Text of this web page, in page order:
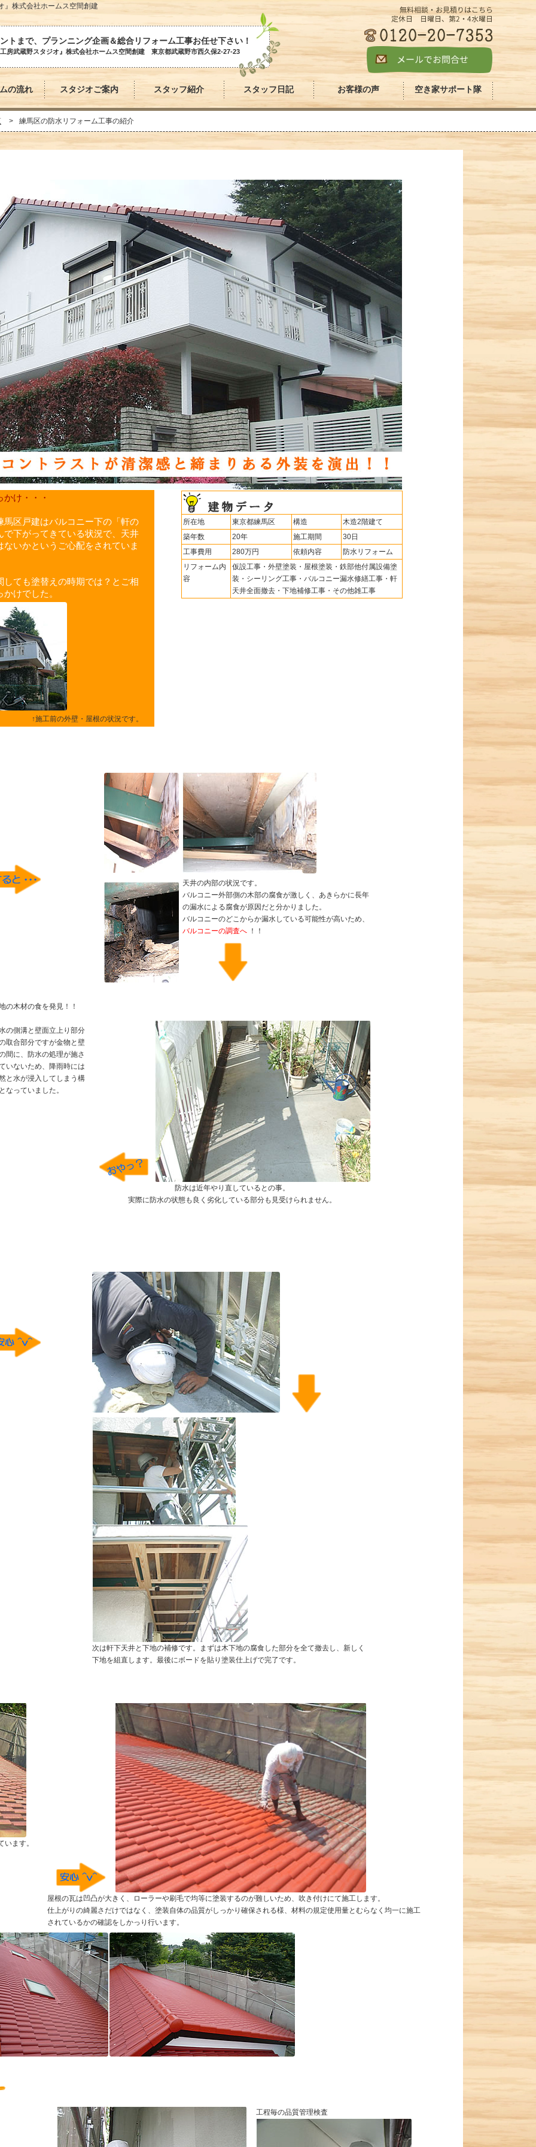
』株式会社ホームス空間創建
トまで、プランニング企画＆総合リフォーム工事お任せ下さい！
房武蔵野スタジオ』株式会社ホームス空間創建 東京都武蔵野市西久保2-27-23
の流れ スタジオご案内 スタッフ紹介 スタッフ日記 お客様の声 空き家サポート隊
練馬区の防水リフォーム工事の紹介
け・・・
馬区戸建はバルコニー下の「軒の
で下がってきている状況で、天井
ないかというご心配をされていま
しても塗替えの時期では？とご相
けでした。
↑施工前の外壁・屋根の状況です。
所在地 東京都練馬区 構造
木造2階建て
築年数
20年 施工期間
30日
工事費用
280万円 依頼内容
防水リフォーム
リフォーム内
容
仮設工事・外壁塗装・屋根塗装・鉄部他付属設備塗
装・シーリング工事・バルコニー漏水修繕工事・軒
天井全面撤去・下地補修工事・その他雑工事
天井の内部の状況です。
バルコニー外部側の木部の腐食が激しく、あきらかに長年
の漏水による腐食が原因だと分かりました。
バルコニーのどこからか漏水している可能性が高いため、
バルコニーの調査へ ！！
の木材の食を発見！！
の側溝と壁面立上り部分
取合部分ですが金物と壁
間に、防水の処理が施さ
いないため、降雨時には
と水が浸入してしまう構
なっていました。
防水は近年やり直しているとの事。
実際に防水の状態も良く劣化している部分も見受けられません。
次は軒下天井と下地の補修です。まずは木下地の腐食した部分を全て撤去し、新しく
下地を組直します。最後にボードを貼り塗装仕上げで完了です。
ます。
屋根の瓦は凹凸が大きく、ローラーや刷毛で均等に塗装するのが難しいため、吹き付けにて施工します。
仕上がりの綺麗さだけではなく、塗装自体の品質がしっかり確保される様、材料の規定使用量とむらなく均一に施工
されているかの確認をしかっり行います。
工程毎の品質管理検査